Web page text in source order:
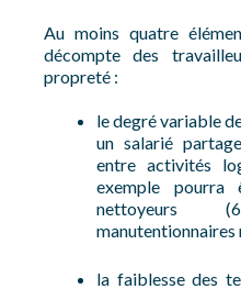
Au moins quatre
décompte des
propreté :
le degré variable
un salarié
entre activités
exemple
nettoyeurs
manutentionnaires
la faiblesse des